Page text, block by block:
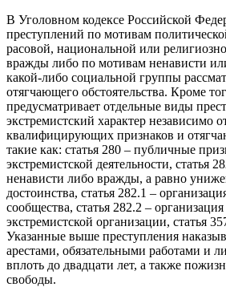
В Уголовном кодексе Российской
преступлений по мотивам
расовой, национальной или
вражды либо по мотивам ненависти
какой-либо социальной группы
отягчающего обстоятельства. Кроме
предусматривает отдельные виды
экстремистский характер независимо
квалифицирующих признаков и
такие как: статья 280 – публичные
экстремистской деятельности, статья
ненависти либо вражды, а равно
достоинства, статья 282.1 –
сообщества, статья 282.2 – организация
экстремистской организации, статья
Указанные выше преступления
арестами, обязательными работами и
вплоть до двадцати лет, а также
свободы.